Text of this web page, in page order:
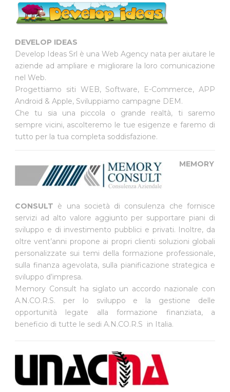
DEVELOP IDEAS
Develop Ideas Srl è una Web Agency nata per aiutare le
aziende ad ampliare e migliorare la loro comunicazione
nel Web.
Progettiamo siti WEB, Software, E-Commerce, APP
Android & Apple, Sviluppiamo campagne DEM.
Che tu sia una piccola o grande realtà, ti saremo
sempre vicini, ascolteremo le tue esigenze e faremo di
tutto per la tua completa soddisfazione.
MEMORY
CONSULT è una società di consulenza che fornisce
servizi ad alto valore aggiunto per supportare piani di
sviluppo e di investimento pubblici e privati. Inoltre, da
oltre vent’anni propone ai propri clienti soluzioni globali
personalizzate sui temi della formazione professionale,
sulla finanza agevolata, sulla pianificazione strategica e
sviluppo d’impresa.
Memory Consult ha siglato un accordo nazionale con
A.N.CO.R.S. per lo sviluppo e la gestione delle
opportunità legate alla formazione finanziata, a
beneficio di tutte le sedi A.N.CO.R.S in Italia.